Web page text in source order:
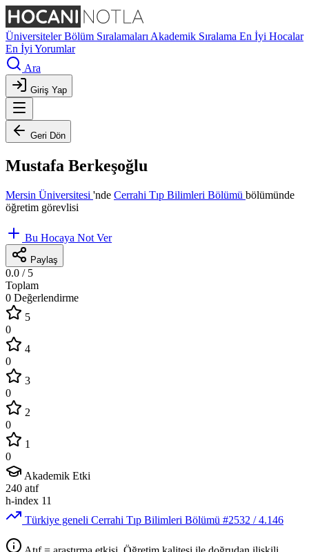
ÜniversitelerBölüm Sıralamaları Akademik Sıralama En İyi Hocalar
En İyi Yorumlar
Ara
Giriş Yap
Geri Dön
Mustafa Berkeşoğlu
Mersin Üniversitesi 'nde Cerrahi Tıp Bilimleri Bölümü bölümünde
öğretim görevlisi
Bu Hocaya Not Ver
Paylaş
0.0 / 5
Toplam
0 Değerlendirme
5
0
4
0
3
0
2
0
1
0
Akademik Etki
240 atıf
h-index 11
Türkiye geneli Cerrahi Tıp Bilimleri Bölümü #2532 / 4.146